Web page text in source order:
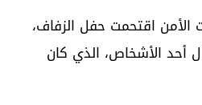
الأمن اقتحمت حفل الزفاف،
أحد الأشخاص، الذي كان